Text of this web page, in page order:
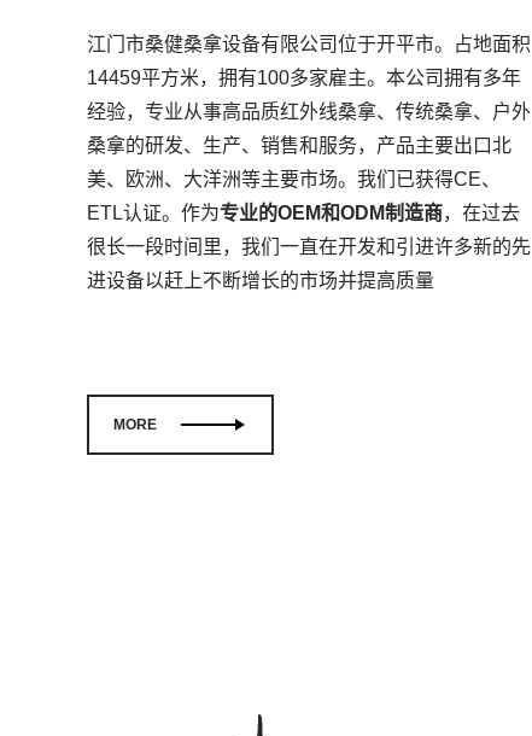
江门市桑健桑拿设备有限公司位于开平市。占地面积
14459平方米，拥有100多家雇主。本公司拥有多年
经验，专业从事高品质红外线桑拿、传统桑拿、户外
桑拿的研发、生产、销售和服务，产品主要出口北
美、欧洲、大洋洲等主要市场。我们已获得CE、
ETL认证。作为专业的OEM和ODM制造商，在过去
很长一段时间里，我们一直在开发和引进许多新的先
进设备以赶上不断增长的市场并提高质量
MORE